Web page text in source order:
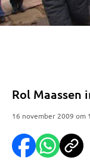
Rol Maassen
16 november 2009 om